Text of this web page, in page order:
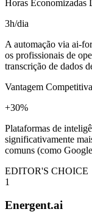
Horas Economizadas
3h/dia
A automação via ai-
os profissionais de
transcrição de dados
Vantagem
+30%
Plataformas de
significativamente
comuns (como
EDITOR'S CHOICE
1
Energent.ai